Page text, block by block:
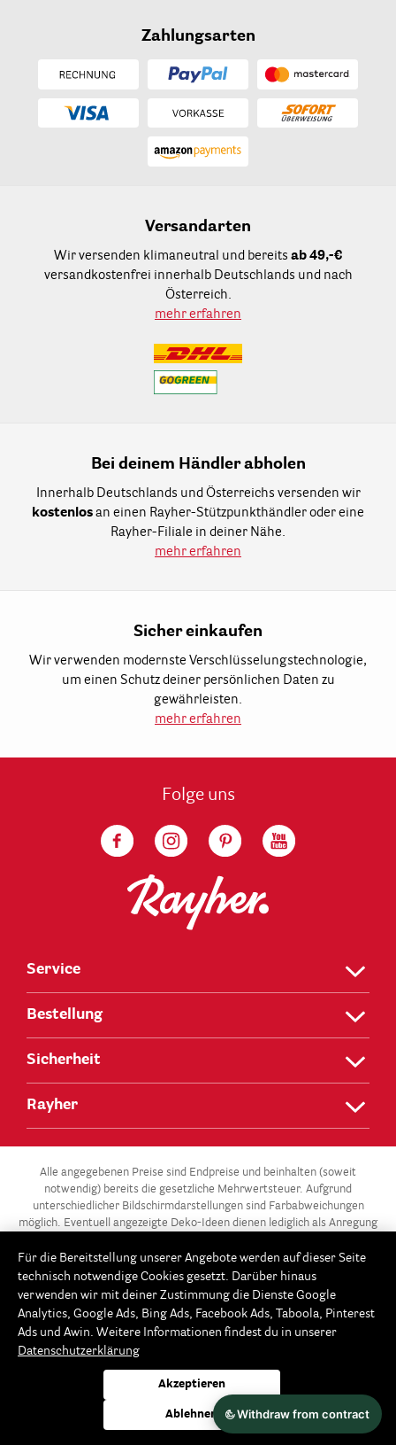
Zahlungsarten
Versandarten
Wir versenden klimaneutral und bereits ab 49,-€
versandkostenfrei innerhalb Deutschlands und nach
Österreich.
mehr erfahren
Bei deinem Händler abholen
Innerhalb Deutschlands und Österreichs versenden wir
kostenlos an einen Rayher-Stützpunkthändler oder eine
Rayher-Filiale in deiner Nähe.
mehr erfahren
Sicher einkaufen
Wir verwenden modernste Verschlüsselungstechnologie,
um einen Schutz deiner persönlichen Daten zu
gewährleisten.
mehr erfahren
Folge uns
Service
Bestellung
Sicherheit
Rayher
Alle angegebenen Preise sind Endpreise und beinhalten (soweit
notwendig) bereits die gesetzliche Mehrwertsteuer. Aufgrund
unterschiedlicher Bildschirmdarstellungen sind Farbabweichungen
möglich. Eventuell angezeigte Deko-Ideen dienen lediglich als Anregung
** Die 3 für 2-Aktion gilt für alle Artikel der Kategorie „Gießen –
Modellieren / Gießformen“ in unserem Onlineshop unter
www.Rayher.com. Ab 3 Gießformen im Warenkorb erhältst du die
günstigste Gießform gratis. Dieses Angebot potenziert sich im 3er-
gratis, ab 9 Gießformen erhältst du die 3 günstigsten gratis usw. Der
Rabatt wird automatisch beim Bestellvorgang im Warenkorb
abgezogen. Keine Barauszahlung möglich. Fällt die Anzahl der
Gießformen im Falle eines Teilwiderrufes unter 3, 6, 9 usw.
Gießformen, reduziert sich bzw. verfällt die 3 für 2-Aktion.
Für die Bereitstellung unserer Angebote werden auf dieser Seite
technisch notwendige Cookies gesetzt. Darüber hinaus
verwenden wir mit deiner Zustimmung die Dienste Google
Analytics, Google Ads, Bing Ads, Facebook Ads, Taboola, Pinterest
Ads und Awin. Weitere Informationen findest du in unserer
Datenschutzerklärung
Akzeptieren
Ablehnen